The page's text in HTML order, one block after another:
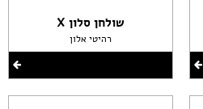
שולחן סלון X
רהיטי אלון